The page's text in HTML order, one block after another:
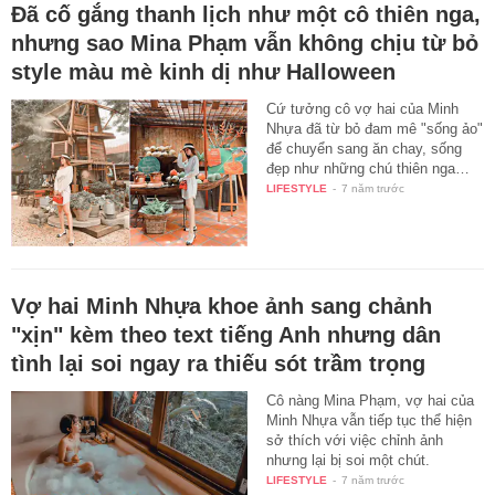
Đã cố gắng thanh lịch như một cô thiên nga,
nhưng sao Mina Phạm vẫn không chịu từ bỏ
style màu mè kinh dị như Halloween
Cứ tưởng cô vợ hai của Minh
Nhựa đã từ bỏ đam mê "sống ảo"
để chuyển sang ăn chay, sống
đẹp như những chú thiên nga…
LIFESTYLE - 7 năm trước
Vợ hai Minh Nhựa khoe ảnh sang chảnh
"xịn" kèm theo text tiếng Anh nhưng dân
tình lại soi ngay ra thiếu sót trầm trọng
Cô nàng Mina Phạm, vợ hai của
Minh Nhựa vẫn tiếp tục thể hiện
sở thích với việc chỉnh ảnh
nhưng lại bị soi một chút.
LIFESTYLE - 7 năm trước